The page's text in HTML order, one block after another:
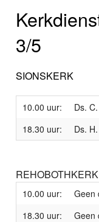
3/5
SIONSKERK
10.00 uur:
Ds.
18.30 uur:
Ds.
REHOBOTHKERK
10.00 uur:
Geen
18.30 uur:
Geen